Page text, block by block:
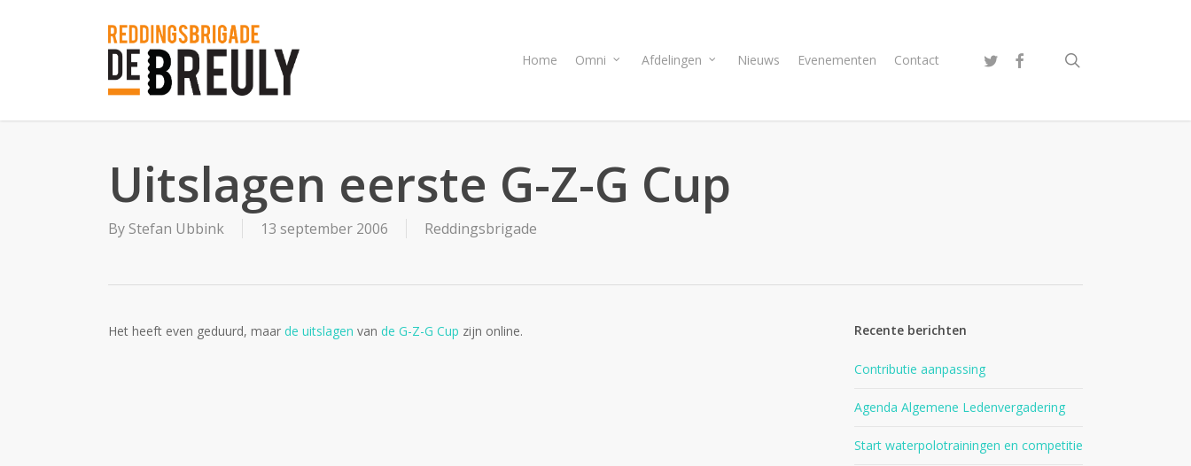
Home Omni Afdelingen Nieuws Evenementen Contact twitter facebook
Uitslagen eerste G-Z-G Cup
By Stefan Ubbink 13 september 2006 Reddingsbrigade
Het heeft even geduurd, maar de uitslagen van de G-Z-G Cup zijn online. Recente berichten
Contributie aanpassing
Agenda Algemene Ledenvergadering
Start waterpolotrainingen en competitie